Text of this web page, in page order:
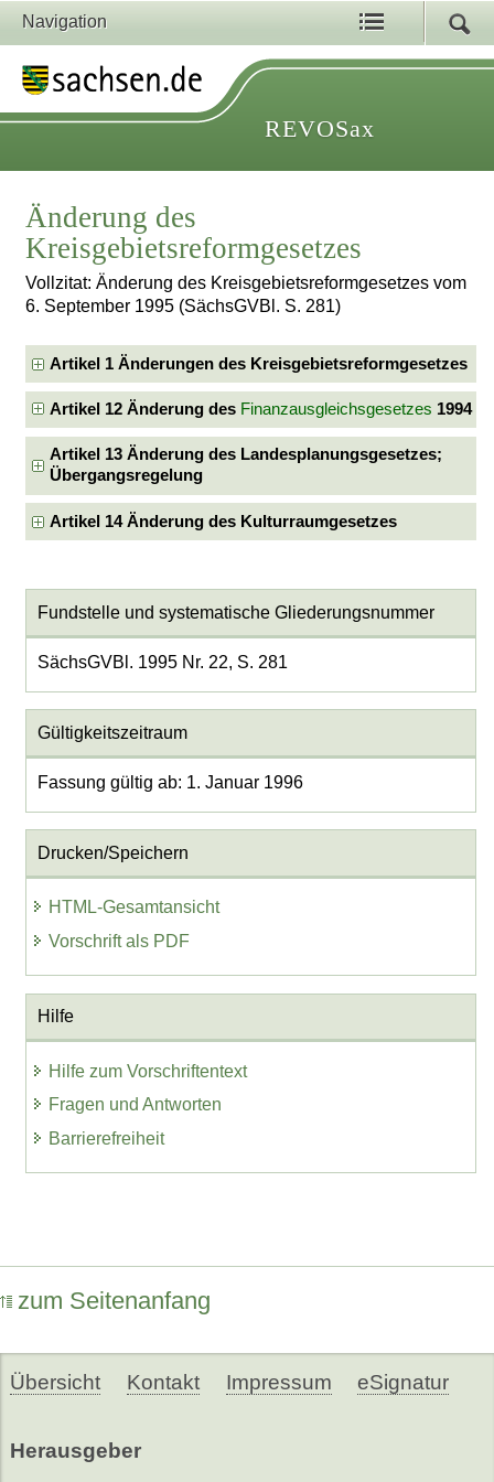
Navigation
REVOSax
Änderung des
Kreisgebietsreformgesetzes
Vollzitat: Änderung des Kreisgebietsreformgesetzes vom
6. September 1995 (SächsGVBl. S. 281)
Artikel 1 Änderungen des Kreisgebietsreformgesetzes
Artikel 12 Änderung des Finanzausgleichsgesetzes 1994
Artikel 13 Änderung des Landesplanungsgesetzes;
Übergangsregelung
Artikel 14 Änderung des Kulturraumgesetzes
Fundstelle und systematische Gliederungsnummer
SächsGVBl. 1995 Nr. 22, S. 281
Gültigkeitszeitraum
Fassung gültig ab: 1. Januar 1996
Drucken/Speichern
HTML-Gesamtansicht
Vorschrift als PDF
Hilfe
Hilfe zum Vorschriftentext
Fragen und Antworten
Barrierefreiheit
zum Seitenanfang
Übersicht Kontakt Impressum eSignatur
Herausgeber